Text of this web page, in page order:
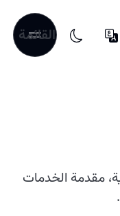
القائمة
مقدمة الخدمات